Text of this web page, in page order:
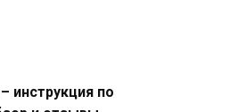
инструкция по